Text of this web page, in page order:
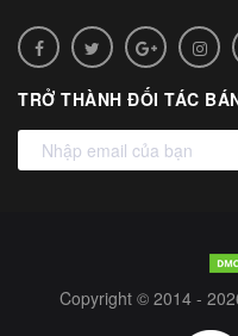
TRỞ THÀNH ĐỐI TÁC
Copyright © 2014 -